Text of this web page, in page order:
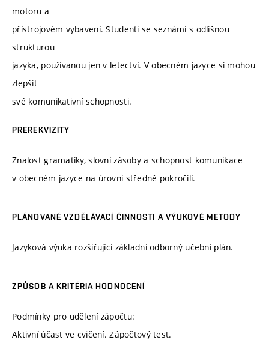
motoru a
přístrojovém vybavení. Studenti se seznámí s odlišnou
strukturou
jazyka, používanou jen v letectví. V obecném jazyce si mohou
zlepšit
své komunikativní schopnosti.
PREREKVIZITY
Znalost gramatiky, slovní zásoby a schopnost komunikace
v obecném jazyce na úrovni středně pokročilí.
PLÁNOVANÉ VZDĚLÁVACÍ ČINNOSTI A VÝUKOVÉ METODY
Jazyková výuka rozšiřující základní odborný učební plán.
ZPŮSOB A KRITÉRIA HODNOCENÍ
Podmínky pro udělení zápočtu:
Aktivní účast ve cvičení. Zápočtový test.